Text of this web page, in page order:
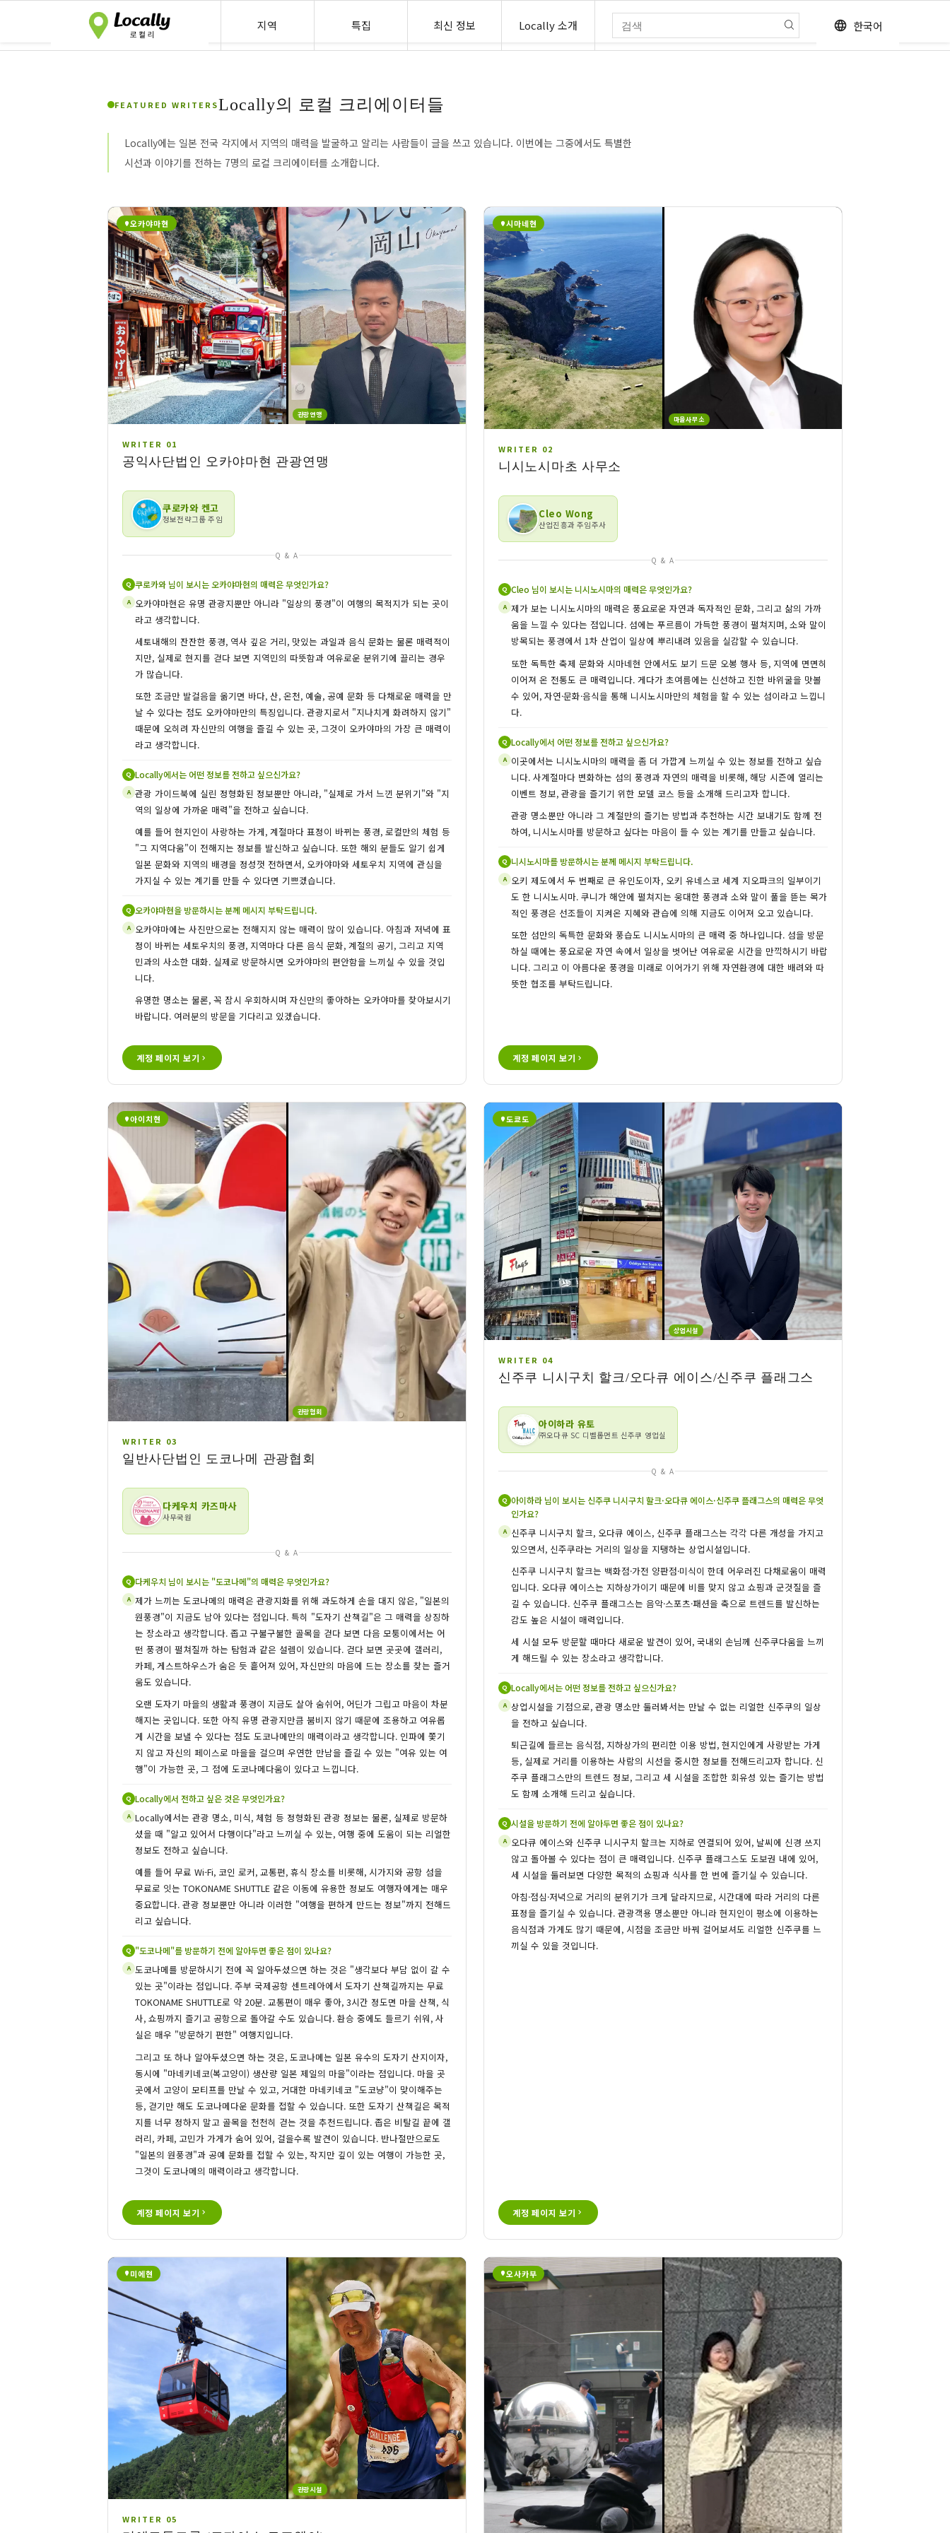
지역 특집 최신 정보 Locally 소개 language 한국어
Locally
주목의 작성자 특집
FEATURED WRITERSLocally의 로컬 크리에이터들
Locally에는 일본 전국 각지에서 지역의 매력을 발굴하고 알리는 사람들이 글을 쓰고 있습니다. 이번에는 그중에서도 특별한
시선과 이야기를 전하는 7명의 로컬 크리에이터를 소개합니다.
관광연맹
오카야마현
WRITER 01
공익사단법인 오카야마현 관광연맹
쿠로카와 켄고
정보전략그룹 주임
Q & A
Q 쿠로카와 님이 보시는 오카야마현의 매력은 무엇인가요?
A 오카야마현은 유명 관광지뿐만 아니라 "일상의 풍경"이 여행의 목적지가 되는 곳이
라고 생각합니다.
세토내해의 잔잔한 풍경, 역사 깊은 거리, 맛있는 과일과 음식 문화는 물론 매력적이
지만, 실제로 현지를 걷다 보면 지역민의 따뜻함과 여유로운 분위기에 끌리는 경우
가 많습니다.
또한 조금만 발걸음을 옮기면 바다, 산, 온천, 예술, 공예 문화 등 다채로운 매력을 만
날 수 있다는 점도 오카야마만의 특징입니다. 관광지로서 "지나치게 화려하지 않기"
때문에 오히려 자신만의 여행을 즐길 수 있는 곳, 그것이 오카야마의 가장 큰 매력이
라고 생각합니다.
Q Locally에서는 어떤 정보를 전하고 싶으신가요?
A 관광 가이드북에 실린 정형화된 정보뿐만 아니라, "실제로 가서 느낀 분위기"와 "지
역의 일상에 가까운 매력"을 전하고 싶습니다.
예를 들어 현지인이 사랑하는 가게, 계절마다 표정이 바뀌는 풍경, 로컬만의 체험 등
"그 지역다움"이 전해지는 정보를 발신하고 싶습니다. 또한 해외 분들도 알기 쉽게
일본 문화와 지역의 배경을 정성껏 전하면서, 오카야마와 세토우치 지역에 관심을
가지실 수 있는 계기를 만들 수 있다면 기쁘겠습니다.
Q 오카야마현을 방문하시는 분께 메시지 부탁드립니다.
A 오카야마에는 사진만으로는 전해지지 않는 매력이 많이 있습니다. 아침과 저녁에 표
정이 바뀌는 세토우치의 풍경, 지역마다 다른 음식 문화, 계절의 공기, 그리고 지역
민과의 사소한 대화. 실제로 방문하시면 오카야마의 편안함을 느끼실 수 있을 것입
니다.
유명한 명소는 물론, 꼭 잠시 우회하시며 자신만의 좋아하는 오카야마를 찾아보시기
바랍니다. 여러분의 방문을 기다리고 있겠습니다.
계정 페이지 보기
마을사무소
시마네현
WRITER 02
니시노시마초 사무소
Cleo Wong
산업진흥과 주임주사
Q & A
Q Cleo 님이 보시는 니시노시마의 매력은 무엇인가요?
A 제가 보는 니시노시마의 매력은 풍요로운 자연과 독자적인 문화, 그리고 삶의 가까
움을 느낄 수 있다는 점입니다. 섬에는 푸르름이 가득한 풍경이 펼쳐지며, 소와 말이
방목되는 풍경에서 1차 산업이 일상에 뿌리내려 있음을 실감할 수 있습니다.
또한 독특한 축제 문화와 시마네현 안에서도 보기 드문 오봉 행사 등, 지역에 면면히
이어져 온 전통도 큰 매력입니다. 게다가 초여름에는 신선하고 진한 바위굴을 맛볼
수 있어, 자연·문화·음식을 통해 니시노시마만의 체험을 할 수 있는 섬이라고 느낍니
다.
Q Locally에서 어떤 정보를 전하고 싶으신가요?
A 이곳에서는 니시노시마의 매력을 좀 더 가깝게 느끼실 수 있는 정보를 전하고 싶습
니다. 사계절마다 변화하는 섬의 풍경과 자연의 매력을 비롯해, 해당 시즌에 열리는
이벤트 정보, 관광을 즐기기 위한 모델 코스 등을 소개해 드리고자 합니다.
관광 명소뿐만 아니라 그 계절만의 즐기는 방법과 추천하는 시간 보내기도 함께 전
하여, 니시노시마를 방문하고 싶다는 마음이 들 수 있는 계기를 만들고 싶습니다.
Q 니시노시마를 방문하시는 분께 메시지 부탁드립니다.
A 오키 제도에서 두 번째로 큰 유인도이자, 오키 유네스코 세계 지오파크의 일부이기
도 한 니시노시마. 쿠니가 해안에 펼쳐지는 웅대한 풍경과 소와 말이 풀을 뜯는 목가
적인 풍경은 선조들이 지켜온 지혜와 관습에 의해 지금도 이어져 오고 있습니다.
또한 섬만의 독특한 문화와 풍습도 니시노시마의 큰 매력 중 하나입니다. 섬을 방문
하실 때에는 풍요로운 자연 속에서 일상을 벗어난 여유로운 시간을 만끽하시기 바랍
니다. 그리고 이 아름다운 풍경을 미래로 이어가기 위해 자연환경에 대한 배려와 따
뜻한 협조를 부탁드립니다.
계정 페이지 보기
관광협회
아이치현
WRITER 03
일반사단법인 도코나메 관광협회
다케우치 카즈마사
사무국원
Q & A
Q 다케우치 님이 보시는 "도코나메"의 매력은 무엇인가요?
A 제가 느끼는 도코나메의 매력은 관광지화를 위해 과도하게 손을 대지 않은, "일본의
원풍경"이 지금도 남아 있다는 점입니다. 특히 "도자기 산책길"은 그 매력을 상징하
는 장소라고 생각합니다. 좁고 구불구불한 골목을 걷다 보면 다음 모퉁이에서는 어
떤 풍경이 펼쳐질까 하는 탐험과 같은 설렘이 있습니다. 걷다 보면 곳곳에 갤러리,
카페, 게스트하우스가 숨은 듯 흩어져 있어, 자신만의 마음에 드는 장소를 찾는 즐거
움도 있습니다.
오랜 도자기 마을의 생활과 풍경이 지금도 살아 숨쉬어, 어딘가 그립고 마음이 차분
해지는 곳입니다. 또한 아직 유명 관광지만큼 붐비지 않기 때문에 조용하고 여유롭
게 시간을 보낼 수 있다는 점도 도코나메만의 매력이라고 생각합니다. 인파에 쫓기
지 않고 자신의 페이스로 마을을 걸으며 우연한 만남을 즐길 수 있는 "여유 있는 여
행"이 가능한 곳, 그 점에 도코나메다움이 있다고 느낍니다.
Q Locally에서 전하고 싶은 것은 무엇인가요?
A Locally에서는 관광 명소, 미식, 체험 등 정형화된 관광 정보는 물론, 실제로 방문하
셨을 때 "알고 있어서 다행이다"라고 느끼실 수 있는, 여행 중에 도움이 되는 리얼한
정보도 전하고 싶습니다.
예를 들어 무료 Wi-Fi, 코인 로커, 교통편, 휴식 장소를 비롯해, 시가지와 공항 섬을
무료로 잇는 TOKONAME SHUTTLE 같은 이동에 유용한 정보도 여행자에게는 매우
중요합니다. 관광 정보뿐만 아니라 이러한 "여행을 편하게 만드는 정보"까지 전해드
리고 싶습니다.
Q "도코나메"를 방문하기 전에 알아두면 좋은 점이 있나요?
A 도코나메를 방문하시기 전에 꼭 알아두셨으면 하는 것은 "생각보다 부담 없이 갈 수
있는 곳"이라는 점입니다. 주부 국제공항 센트레아에서 도자기 산책길까지는 무료
TOKONAME SHUTTLE로 약 20분. 교통편이 매우 좋아, 3시간 정도면 마을 산책, 식
사, 쇼핑까지 즐기고 공항으로 돌아갈 수도 있습니다. 환승 중에도 들르기 쉬워, 사
실은 매우 "방문하기 편한" 여행지입니다.
그리고 또 하나 알아두셨으면 하는 것은, 도코나메는 일본 유수의 도자기 산지이자,
동시에 "마네키네코(복고양이) 생산량 일본 제일의 마을"이라는 점입니다. 마을 곳
곳에서 고양이 모티프를 만날 수 있고, 거대한 마네키네코 "도코냥"이 맞이해주는
등, 걷기만 해도 도코나메다운 문화를 접할 수 있습니다. 또한 도자기 산책길은 목적
지를 너무 정하지 말고 골목을 천천히 걷는 것을 추천드립니다. 좁은 비탈길 끝에 갤
러리, 카페, 고민가 가게가 숨어 있어, 걸을수록 발견이 있습니다. 반나절만으로도
"일본의 원풍경"과 공예 문화를 접할 수 있는, 작지만 깊이 있는 여행이 가능한 곳,
그것이 도코나메의 매력이라고 생각합니다.
계정 페이지 보기
상업시설
도쿄도
WRITER 04
신주쿠 니시구치 할크/오다큐 에이스/신주쿠 플래그스
아이하라 유토
㈜오다큐 SC 디벨롭먼트 신주쿠 영업실
Q & A
Q 아이하라 님이 보시는 신주쿠 니시구치 할크·오다큐 에이스·신주쿠 플래그스의 매력은 무엇
인가요?
A 신주쿠 니시구치 할크, 오다큐 에이스, 신주쿠 플래그스는 각각 다른 개성을 가지고
있으면서, 신주쿠라는 거리의 일상을 지탱하는 상업시설입니다.
신주쿠 니시구치 할크는 백화점·가전 양판점·미식이 한데 어우러진 다채로움이 매력
입니다. 오다큐 에이스는 지하상가이기 때문에 비를 맞지 않고 쇼핑과 군것질을 즐
길 수 있습니다. 신주쿠 플래그스는 음악·스포츠·패션을 축으로 트렌드를 발신하는
감도 높은 시설이 매력입니다.
세 시설 모두 방문할 때마다 새로운 발견이 있어, 국내외 손님께 신주쿠다움을 느끼
게 해드릴 수 있는 장소라고 생각합니다.
Q Locally에서는 어떤 정보를 전하고 싶으신가요?
A 상업시설을 기점으로, 관광 명소만 둘러봐서는 만날 수 없는 리얼한 신주쿠의 일상
을 전하고 싶습니다.
퇴근길에 들르는 음식점, 지하상가의 편리한 이용 방법, 현지인에게 사랑받는 가게
등, 실제로 거리를 이용하는 사람의 시선을 중시한 정보를 전해드리고자 합니다. 신
주쿠 플래그스만의 트렌드 정보, 그리고 세 시설을 조합한 회유성 있는 즐기는 방법
도 함께 소개해 드리고 싶습니다.
Q 시설을 방문하기 전에 알아두면 좋은 점이 있나요?
A 오다큐 에이스와 신주쿠 니시구치 할크는 지하로 연결되어 있어, 날씨에 신경 쓰지
않고 돌아볼 수 있다는 점이 큰 매력입니다. 신주쿠 플래그스도 도보권 내에 있어,
세 시설을 둘러보면 다양한 목적의 쇼핑과 식사를 한 번에 즐기실 수 있습니다.
아침·점심·저녁으로 거리의 분위기가 크게 달라지므로, 시간대에 따라 거리의 다른
표정을 즐기실 수 있습니다. 관광객용 명소뿐만 아니라 현지인이 평소에 이용하는
음식점과 가게도 많기 때문에, 시점을 조금만 바꿔 걸어보셔도 리얼한 신주쿠를 느
끼실 수 있을 것입니다.
계정 페이지 보기
관광시설
미에현
WRITER 05
오사카부